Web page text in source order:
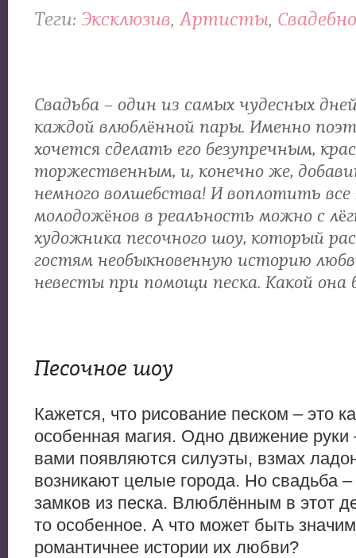
Теги: Эксклюзив, Артисты,
Свадьба – один из самых чудесных
каждой влюблённой пары. Именно
хочется сделать его безупречным,
торжественным, и, конечно же,
немного волшебства! И воплотить
молодожёнов в реальность можно с
художника песочного шоу, который
гостям необыкновенную историю
невесты при помощи песка. Какой она
Песочное шоу
Кажется, что рисование песком – это
особенная магия. Одно движение руки
вами появляются силуэты, взмах
возникают целые города. Но свадьба
замков из песка. Влюблённым в этот
то особенное. А что может быть
романтичнее истории их любви?